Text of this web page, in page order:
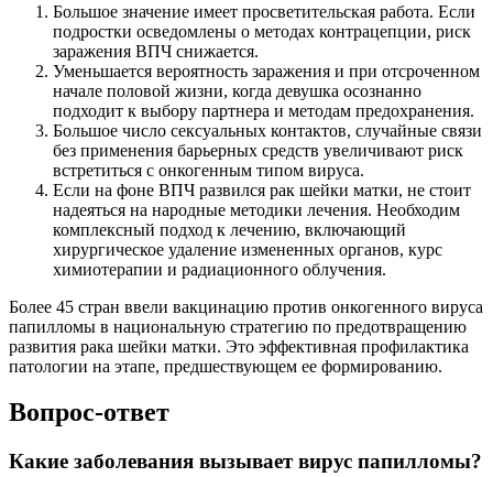
Большое значение имеет просветительская работа. Если
подростки осведомлены о методах контрацепции, риск
заражения ВПЧ снижается.
Уменьшается вероятность заражения и при отсроченном
начале половой жизни, когда девушка осознанно
подходит к выбору партнера и методам предохранения.
Большое число сексуальных контактов, случайные связи
без применения барьерных средств увеличивают риск
встретиться с онкогенным типом вируса.
Если на фоне ВПЧ развился рак шейки матки, не стоит
надеяться на народные методики лечения. Необходим
комплексный подход к лечению, включающий
хирургическое удаление измененных органов, курс
химиотерапии и радиационного облучения.
Более 45 стран ввели вакцинацию против онкогенного вируса
папилломы в национальную стратегию по предотвращению
развития рака шейки матки. Это эффективная профилактика
патологии на этапе, предшествующем ее формированию.
Вопрос-ответ
Какие заболевания вызывает вирус папилломы?